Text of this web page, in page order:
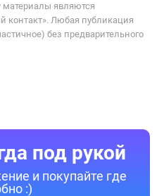
материалы являются
контакт». Любая публикация
без предварительного
под рукой
и покупайте где
:)